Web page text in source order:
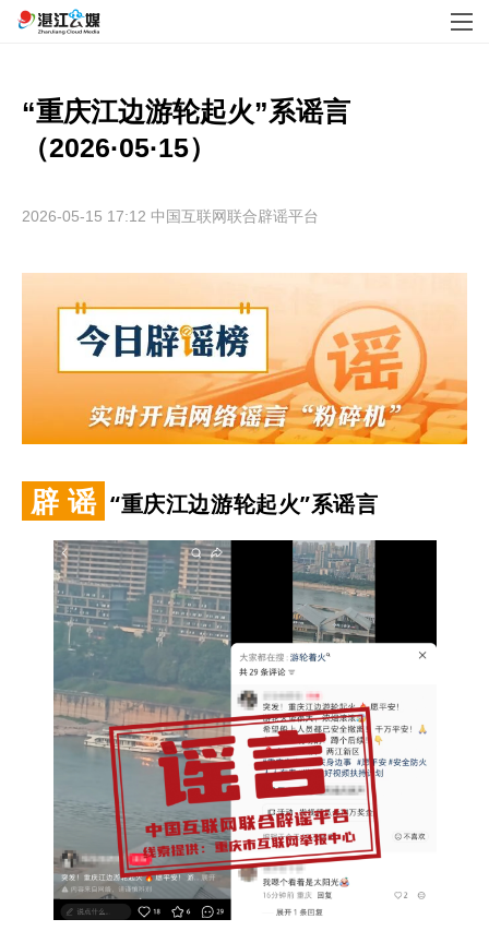
“重庆江边游轮起火”系谣言
（2026·05·15）
2026-05-15 17:12 中国互联网联合辟谣平台
辟 谣 “重庆江边游轮起火”系谣言